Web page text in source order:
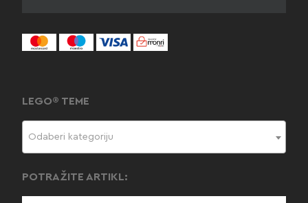
LEGO® TEME
Odaberi kategoriju
POTRAŽITE ARTIKL: